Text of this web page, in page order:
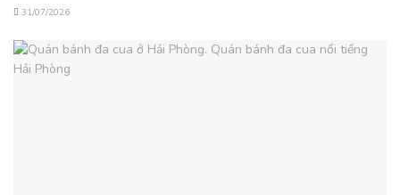
31/07/2026